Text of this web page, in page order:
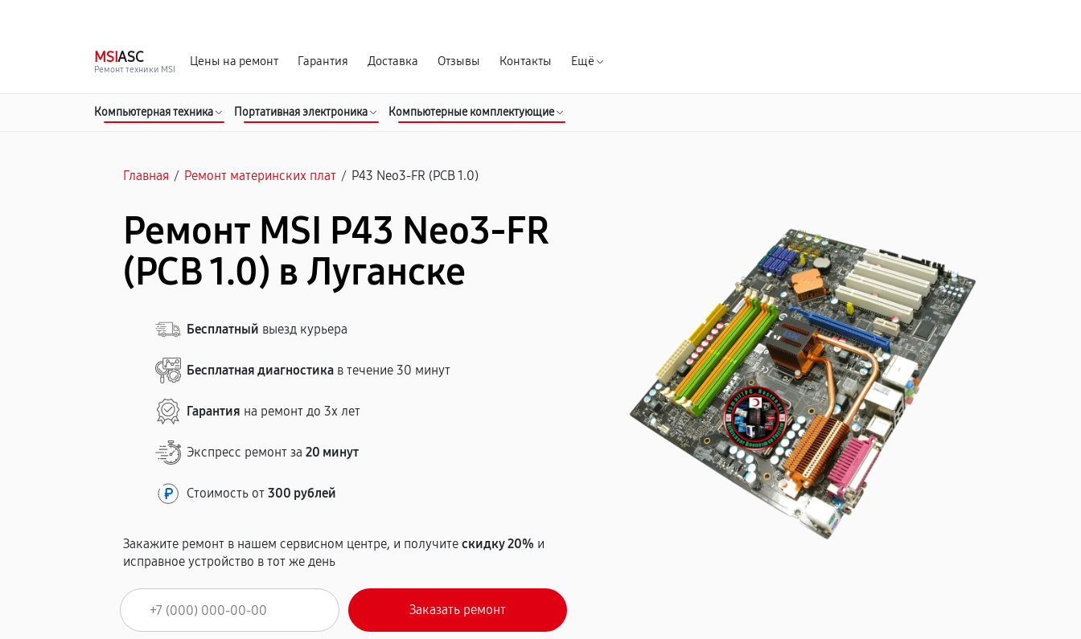
MSIASC
Ремонт техники MSI
Цены на ремонт Гарантия Доставка Отзывы Контакты Ещё
Компьютерная техника Портативная электроника Компьютерные комплектующие
Главная / Ремонт материнских плат / P43 Neo3-FR (PCB 1.0)
Ремонт MSI P43 Neo3-FR
(PCB 1.0) в Луганске
Бесплатный выезд курьера
Бесплатная диагностика в течение 30 минут
Гарантия на ремонт до 3х лет
Экспресс ремонт за20 минут
Стоимость от300 рублей
Закажите ремонт в нашем сервисном центре, и получитескидку 20% и
исправное устройство в тот же день